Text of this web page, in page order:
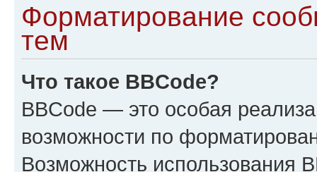
Форматирование
тем
Что такое BBCode?
BBCode — это особая
возможности по
Возможность использования